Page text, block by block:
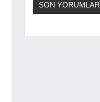
SON YORUMLAR